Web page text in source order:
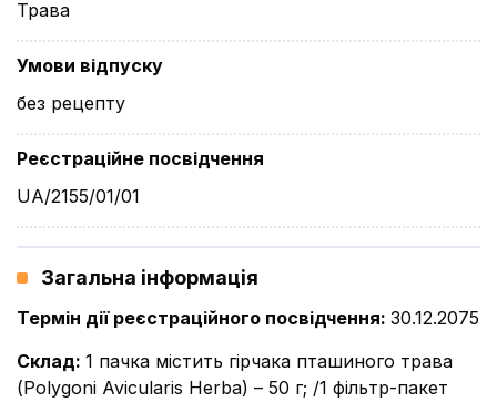
Трава
Умови відпуску
без рецепту
Реєстраційне посвідчення
UA/2155/01/01
Загальна інформація
Термін дії реєстраційного посвідчення: 30.12.2075
Склад: 1 пачка містить гірчака пташиного трава
(Polygoni Avicularis Herba) – 50 г; /1 фільтр-пакет